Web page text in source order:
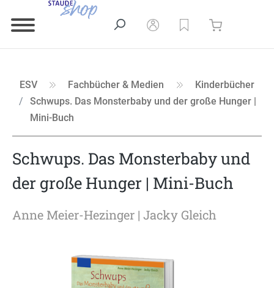
ESV Fachbücher & Medien
Kinderbücher
Schwups. Das Monsterbaby und der große Hunger |
Mini-Buch
Schwups. Das Monsterbaby und
der große Hunger | Mini-Buch
Anne Meier-Hezinger | Jacky Gleich